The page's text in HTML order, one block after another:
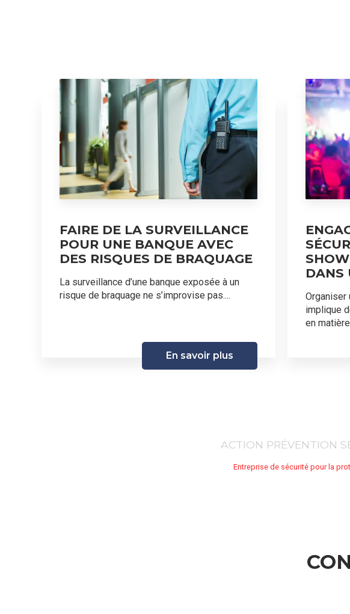
FAIRE DE LA SURVEILLANCE
POUR UNE BANQUE AVEC
DES RISQUES DE BRAQUAGE
La surveillance d’une banque exposée à un
risque de braquage ne s’improvise pas....
En savoir plus
DANS
Organiser
implique
en
ACTION PRÉVENTION
Entreprise de sécurité pour la